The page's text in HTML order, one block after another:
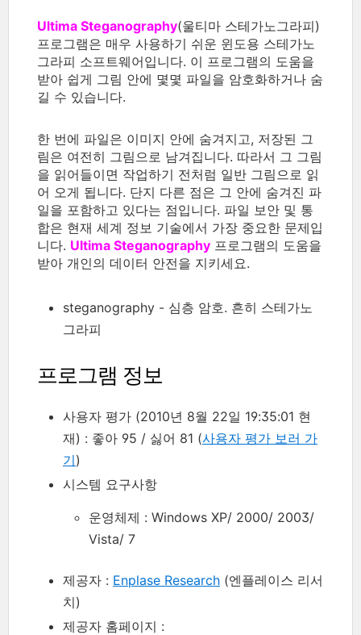
Ultima Steganography(울티마 스테가노그라피)
프로그램은 매우 사용하기 쉬운 윈도용 스테가노
그라피 소프트웨어입니다. 이 프로그램의 도움을
받아 쉽게 그림 안에 몇몇 파일을 암호화하거나 숨
길 수 있습니다.
한 번에 파일은 이미지 안에 숨겨지고, 저장된 그
림은 여전히 그림으로 남겨집니다. 따라서 그 그림
을 읽어들이면 작업하기 전처럼 일반 그림으로 읽
어 오게 됩니다. 단지 다른 점은 그 안에 숨겨진 파
일을 포함하고 있다는 점입니다. 파일 보안 및 통
합은 현재 세계 정보 기술에서 가장 중요한 문제입
니다. Ultima Steganography 프로그램의 도움을
받아 개인의 데이터 안전을 지키세요.
steganography - 심층 암호. 흔히 스테가노
그라피
프로그램 정보
사용자 평가 (2010년 8월 22일 19:35:01 현
재) : 좋아 95 / 싫어 81 (사용자 평가 보러 가
기)
시스템 요구사항
운영체제 : Windows XP/ 2000/ 2003/
Vista/ 7
제공자 : Enplase Research (엔플레이스 리서
치)
제공자 홈페이지 :